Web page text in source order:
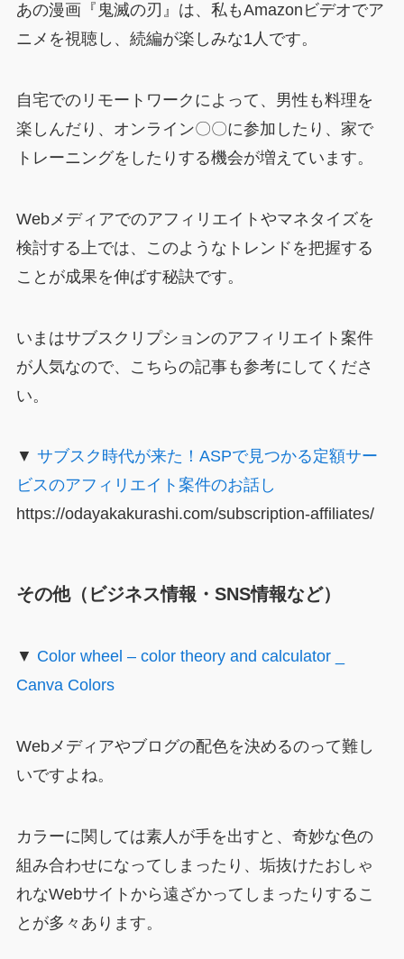
あの漫画『鬼滅の刃』は、私もAmazonビデオでア
ニメを視聴し、続編が楽しみな1人です。
自宅でのリモートワークによって、男性も料理を
楽しんだり、オンライン〇〇に参加したり、家で
トレーニングをしたりする機会が増えています。
Webメディアでのアフィリエイトやマネタイズを
検討する上では、このようなトレンドを把握する
ことが成果を伸ばす秘訣です。
いまはサブスクリプションのアフィリエイト案件
が人気なので、こちらの記事も参考にしてくださ
い。
▼ サブスク時代が来た！ASPで見つかる定額サー
ビスのアフィリエイト案件のお話し
https://odayakakurashi.com/subscription-affiliates/
その他（ビジネス情報・SNS情報など）
▼ Color wheel – color theory and calculator _
Canva Colors
Webメディアやブログの配色を決めるのって難し
いですよね。
カラーに関しては素人が手を出すと、奇妙な色の
組み合わせになってしまったり、垢抜けたおしゃ
れなWebサイトから遠ざかってしまったりするこ
とが多々あります。